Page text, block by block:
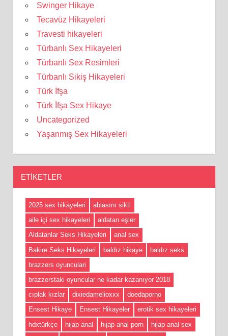
Swinger Hikaye
Tecavüz Hikayeleri
Travesti hikayeleri
Türbanlı Sex Hikayeleri
Türbanlı Sex Resimleri
Türbanlı Sikiş Hikayeleri
Türk İfşa
Türk İfşa Sex Hikaye
Uncategorized
Yaşanmış Sex Hikayeleri
ETIKETLER
2025 sex hikayeleri
ablasını sikti
aile içi sex hikayeleri
aldatan eşler
Aldatanlar Seks Hikayeleri
anal sex
Bakire Seks Hikayeleri
baldız hikaye
baldız seks
brazzers oyunculari
brazzerstaki oyuncular ne kadar kazanıyor 2018
cıplak kızlar
dixiedamelioxxx
doedaporno
Ensest Hikaye
Ensest Hikayeler
erotik sex hikayeleri
hdxtürkçe
hijap anal hijap anal porn
hijap anal sex